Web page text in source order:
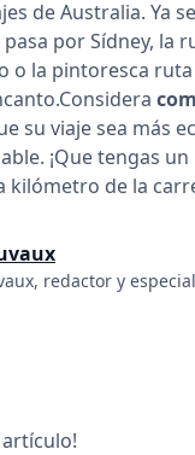
artículo!
de Australia. Ya
por Sídney, la
o la pintoresca
su viaje sea más
¡Que tengas
kilómetro de la
redactor y